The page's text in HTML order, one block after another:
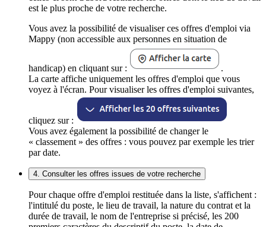
est le plus proche de votre recherche.
Vous avez la possibilité de visualiser ces offres d'emploi via
Mappy (non accessible aux personnes en situation de
handicap) en cliquant sur :
.
La carte affiche uniquement les offres d'emploi que vous
voyez à l'écran. Pour visualiser les offres d'emploi suivantes,
cliquez sur :
Vous avez également la possibilité de changer le
« classement » des offres : vous pouvez par exemple les trier
par date.
4. Consulter les offres issues de votre recherche
Pour chaque offre d'emploi restituée dans la liste, s'affichent :
l'intitulé du poste, le lieu de travail, la nature du contrat et la
durée de travail, le nom de l'entreprise si précisé, les 200